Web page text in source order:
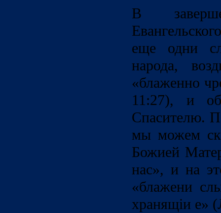
В
еще одни
народа,
«блаженно
11:27), и
Спасителю.
мы можем
Божией
нас», и на
«блажени
хранящiи е»